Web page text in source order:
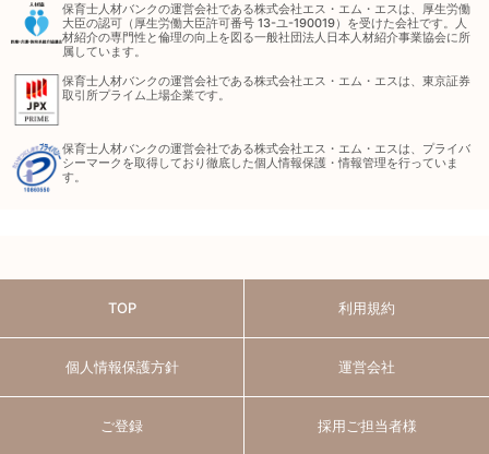
保育士人材バンクの運営会社である株式会社エス・エム・エスは、厚生労働
大臣の認可（厚生労働大臣許可番号 13-ユ-190019）を受けた会社です。人
材紹介の専門性と倫理の向上を図る一般社団法人日本人材紹介事業協会に所
属しています。
保育士人材バンクの運営会社である株式会社エス・エム・エスは、東京証券
取引所プライム上場企業です。
保育士人材バンクの運営会社である株式会社エス・エム・エスは、プライバ
シーマークを取得しており徹底した個人情報保護・情報管理を行っていま
す。
TOP 利用規約
個人情報保護方針 運営会社
ご登録 採用ご担当者様